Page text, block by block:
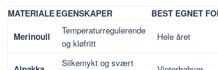
MATERIALEEGENSKAPER
BEST EGNET
Merinoull
Temperaturregulerende
og kløfritt
Hele året
Silkemykt og svært